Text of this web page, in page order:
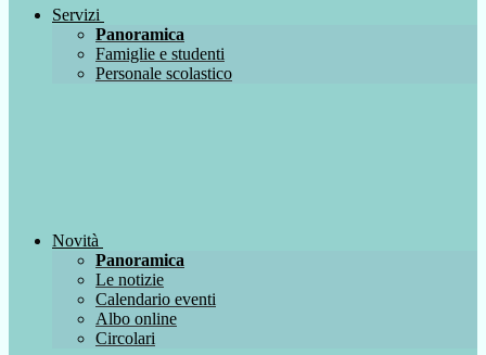
Servizi
Panoramica
Famiglie e studenti
Personale scolastico
Novità
Panoramica
Le notizie
Calendario eventi
Albo online
Circolari